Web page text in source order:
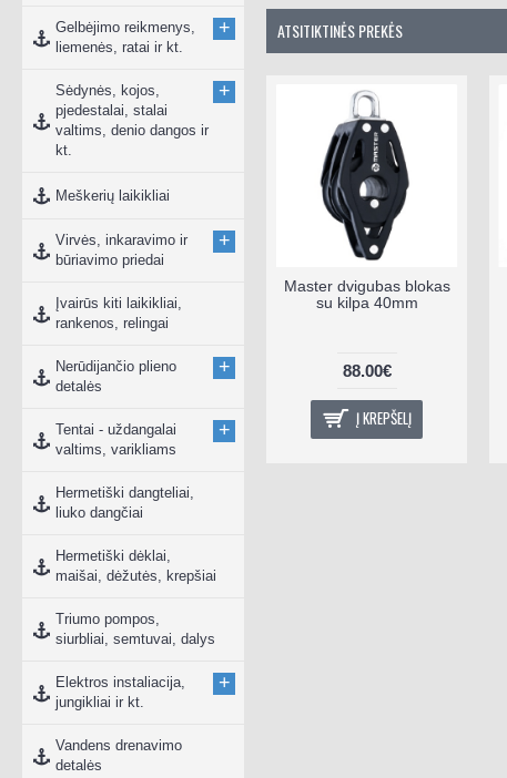
Gelbėjimo reikmenys,
liemenės, ratai ir kt.
+
Sėdynės, kojos,
pjedestalai, stalai
valtims, denio dangos ir
kt.
+
Meškerių laikikliai
Virvės, inkaravimo ir
būriavimo priedai
+
Įvairūs kiti laikikliai,
rankenos, relingai
Nerūdijančio plieno
detalės
+
Tentai - uždangalai
valtims, varikliams
+
Hermetiški dangteliai,
liuko dangčiai
Hermetiški dėklai,
maišai, dėžutės, krepšiai
Triumo pompos,
siurbliai, semtuvai, dalys
Elektros instaliacija,
jungikliai ir kt.
+
Vandens drenavimo
detalės
ATSITIKTINĖS PREKĖS
Parsun F8/F9.8
9.00€
Į KREPŠELĮ
Master dvigubas blokas
su kilpa 40mm
88.00€
Į KREPŠELĮ